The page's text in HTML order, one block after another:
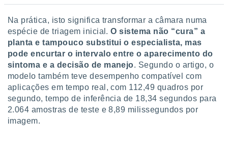
o
ou aceder
num
Na prática, isto significa transformar a câmara numa
espécie de triagem inicial.O sistema não “cura” a
planta e tampouco substitui o especialista, mas
pode encurtar o intervalo entre o aparecimento do
sintoma e a decisão de manejo. Segundo o artigo, o
modelo também teve desempenho compatível com
aplicações em tempo real, com 112,49 quadros por
segundo, tempo de inferência de 18,34 segundos para
2.064 amostras de teste e 8,89 milissegundos por
imagem.